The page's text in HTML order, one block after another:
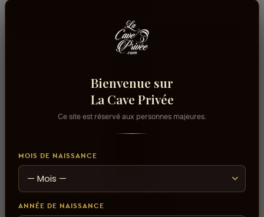
AJOUTER AU PANIER
Mumm Cordon Rouge Rosé - 75Cl
Bienvenue sur
La Cave Privée
Ce site est réservé aux personnes majeures.
MOIS DE NAISSANCE
ANNÉE DE NAISSANCE